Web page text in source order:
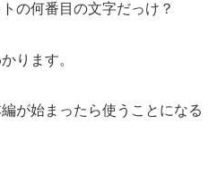
の何番目の文字だっけ？
ります。
が始まったら使うことになる